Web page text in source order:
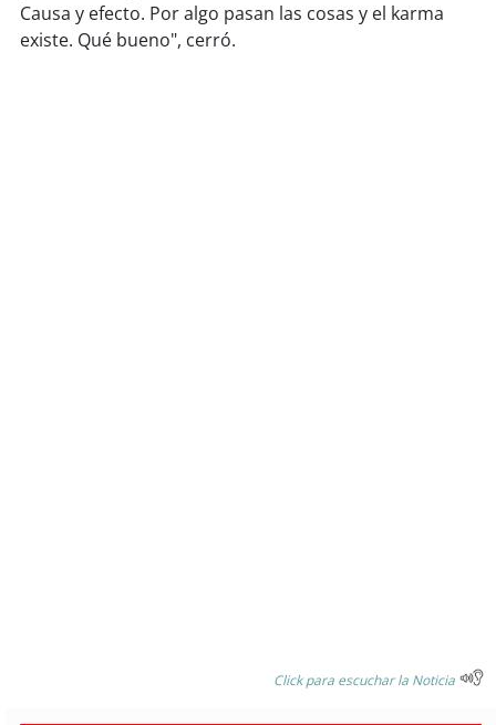
soychiloé
Causa y efecto. Por algo pasan las cosas y el karma
existe. Qué bueno", cerró.
Click para escuchar la Noticia